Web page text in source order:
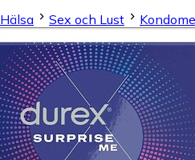
Hälsa Sex och Lust